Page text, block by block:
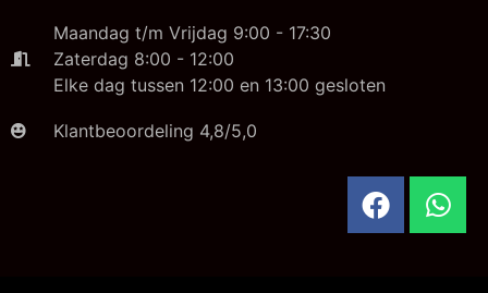
Maandag t/m Vrijdag 9:00 - 17:30
Zaterdag 8:00 - 12:00
Elke dag tussen 12:00 en 13:00 gesloten
Klantbeoordeling 4,8/5,0